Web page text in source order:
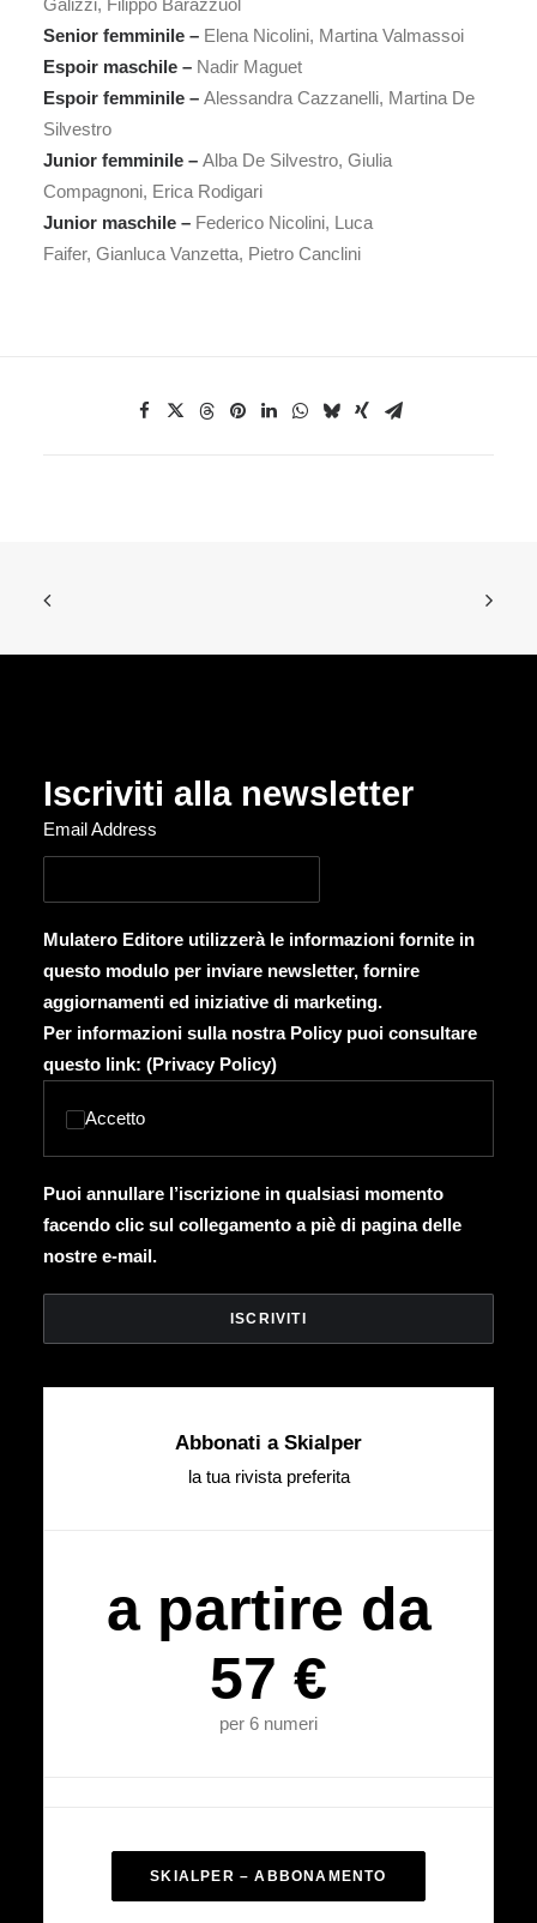
Galizzi, Filippo Barazzuol
Senior femminile – Elena Nicolini, Martina Valmassoi
Espoir maschile – Nadir Maguet
Espoir femminile – Alessandra Cazzanelli, Martina De
Silvestro
Junior femminile – Alba De Silvestro, Giulia
Compagnoni, Erica Rodigari
Junior maschile – Federico Nicolini, Luca
Faifer, Gianluca Vanzetta, Pietro Canclini
Iscriviti alla newsletter
Email Address
Mulatero Editore utilizzerà le informazioni fornite in
questo modulo per inviare newsletter, fornire
aggiornamenti ed iniziative di marketing.
Per informazioni sulla nostra Policy puoi consultare
questo link: (Privacy Policy)
Accetto
Puoi annullare l’iscrizione in qualsiasi momento
facendo clic sul collegamento a piè di pagina delle
nostre e-mail.
Abbonati a Skialper
la tua rivista preferita
a partire da
57 €
per 6 numeri
SKIALPER – ABBONAMENTO